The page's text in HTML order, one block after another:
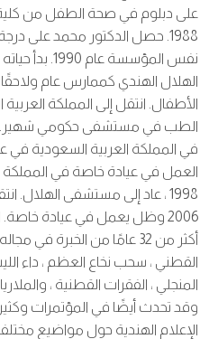
على دبلوم في صحة الطفل من
1988. حصل الدكتور محمد على
الهلال الهندي كممارس عام
الطب في مستشفى حكومي شهير.
العمل في عيادة خاصة في المملكة
1998 ، عاد إلى مستشفى الهلال.
2006 وظل يعمل في عيادة
أكثر من 32 عامًا من الخبرة
القطني ، سحب نخاع العظم ، داء
المنجلي ، الفقرات القطنية ،
وقد تحدث أيضًا في المؤتمرات
الإعلام الهندية حول مواضيع